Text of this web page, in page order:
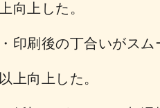
上向上した。
・印刷後の丁合いがス
以上向上した。